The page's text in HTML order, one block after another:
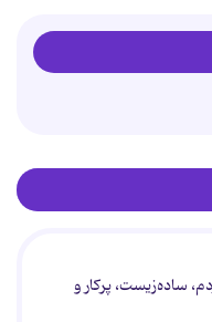
ساده‌زیست، پرکار و